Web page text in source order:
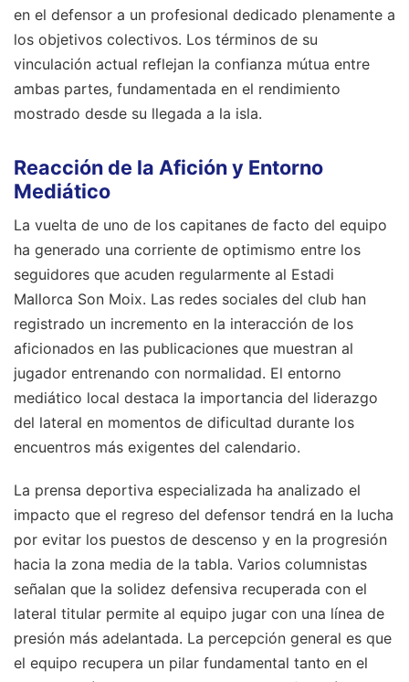
en el defensor a un profesional dedicado plenamente a
los objetivos colectivos. Los términos de su
vinculación actual reflejan la confianza mútua entre
ambas partes, fundamentada en el rendimiento
mostrado desde su llegada a la isla.
Reacción de la Afición y Entorno
Mediático
La vuelta de uno de los capitanes de facto del equipo
ha generado una corriente de optimismo entre los
seguidores que acuden regularmente al Estadi
Mallorca Son Moix. Las redes sociales del club han
registrado un incremento en la interacción de los
aficionados en las publicaciones que muestran al
jugador entrenando con normalidad. El entorno
mediático local destaca la importancia del liderazgo
del lateral en momentos de dificultad durante los
encuentros más exigentes del calendario.
La prensa deportiva especializada ha analizado el
impacto que el regreso del defensor tendrá en la lucha
por evitar los puestos de descenso y en la progresión
hacia la zona media de la tabla. Varios columnistas
señalan que la solidez defensiva recuperada con el
lateral titular permite al equipo jugar con una línea de
presión más adelantada. La percepción general es que
el equipo recupera un pilar fundamental tanto en el